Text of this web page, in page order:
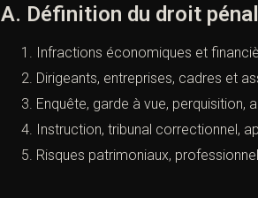
A. Définition du droit
Infractions économiques et
Dirigeants, entreprises, cadres et
Enquête, garde à vue, perquisition,
Instruction, tribunal correctionnel,
Risques patrimoniaux,